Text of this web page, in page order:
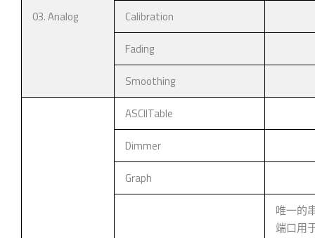
03. Analog
Calibration
Fading
Smoothing
ASCIITable
Dimmer
Graph
唯一的
端口用